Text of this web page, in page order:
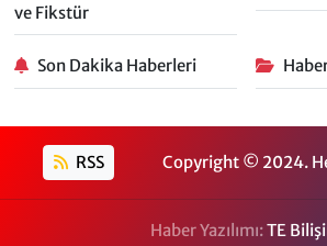
ve Fikstür
Son Dakika Haberleri
RSS Copyright © 2024.
Haber Yazılımı:TE